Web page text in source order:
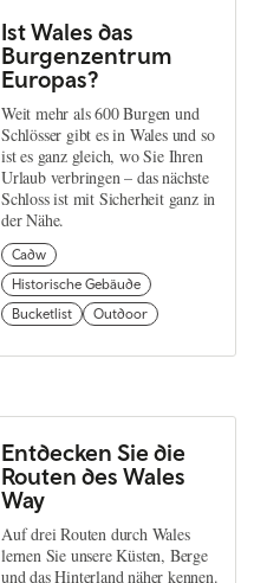
Ist Wales das
Burgenzentrum
Europas?
Weit mehr als 600 Burgen und
Schlösser gibt es in Wales und so
ist es ganz gleich, wo Sie Ihren
Urlaub verbringen – das nächste
Schloss ist mit Sicherheit ganz in
der Nähe.
Cadw
Historische Gebäude
Bucketlist
Outdoor
Entdecken Sie die
Routen des Wales
Way
Auf drei Routen durch Wales
lernen Sie unsere Küsten, Berge
und das Hinterland näher kennen.